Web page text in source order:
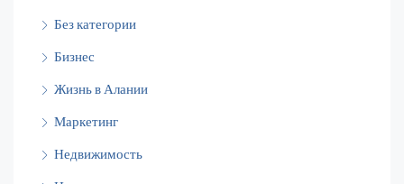
Без категории
Бизнес
Жизнь в Алании
Маркетинг
Недвижимость